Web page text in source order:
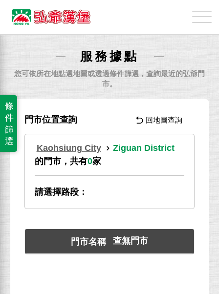
弘
爺
國
業
份
有
限
公
司
服務據點
您可依所在地點選地圖或透過條件篩選，查詢最近的弘爺門
市。
條
件
篩
選
門市位置查詢 回地圖查詢
Kaohsiung City
Ziguan District
的門市，共有0家
請選擇路段：
查無門市